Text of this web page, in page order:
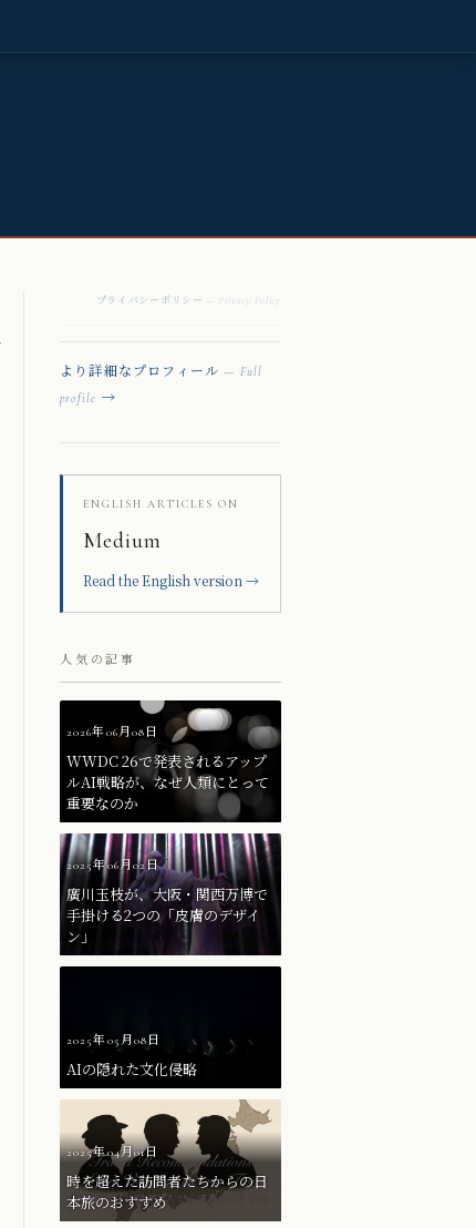
プライバシーポリシー — Privacy Policy
より詳細なプロフィール— Full
profile →
ENGLISH ARTICLES ON
Medium
Read the English version →
人気の記事
2026年06月08日
WWDC 26で発表されるアップ
ルAI戦略が、なぜ人類にとって
重要なのか
2025年06月02日
廣川玉枝が、大阪・関西万博で
手掛ける2つの「皮膚のデザイ
ン」
2025年05月08日
AIの隠れた文化侵略
2025年04月01日
時を超えた訪問者たちからの日
本旅のおすすめ